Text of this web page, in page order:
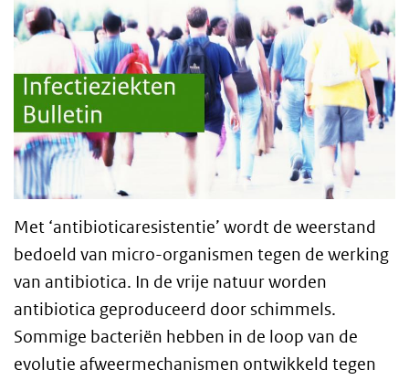
Met ‘antibioticaresistentie’ wordt de weerstand
bedoeld van micro-organismen tegen de werking
van antibiotica. In de vrije natuur worden
antibiotica geproduceerd door schimmels.
Sommige bacteriën hebben in de loop van de
evolutie afweermechanismen ontwikkeld tegen